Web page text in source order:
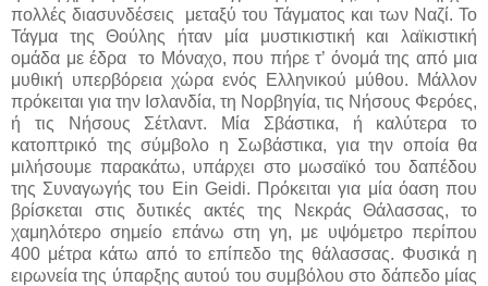
πολλές διασυνδέσεις μεταξύ του Τάγματος και των Ναζί. Το
Τάγμα της Θούλης ήταν μία μυστικιστική και λαϊκιστική
ομάδα με έδρα το Μόναχο, που πήρε τ’ όνομά της από μια
μυθική υπερβόρεια χώρα ενός Ελληνικού μύθου. Μάλλον
πρόκειται για την Ισλανδία, τη Νορβηγία, τις Νήσους Φερόες,
ή τις Νήσους Σέτλαντ. Μία Σβάστικα, ή καλύτερα το
κατοπτρικό της σύμβολο η Σωβάστικα, για την οποία θα
μιλήσουμε παρακάτω, υπάρχει στο μωσαϊκό του δαπέδου
της Συναγωγής του Ein Geidi. Πρόκειται για μία όαση που
βρίσκεται στις δυτικές ακτές της Νεκράς Θάλασσας, το
χαμηλότερο σημείο επάνω στη γη, με υψόμετρο περίπου
400 μέτρα κάτω από το επίπεδο της θάλασσας. Φυσικά η
ειρωνεία της ύπαρξης αυτού του συμβόλου στο δάπεδο μίας